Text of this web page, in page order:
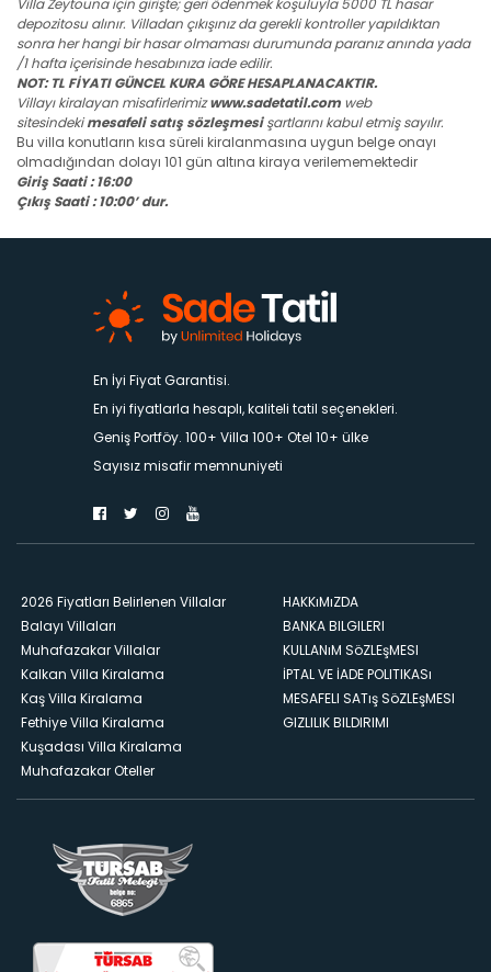
Villa Zeytouna için girişte; geri ödenmek koşuluyla 5000 TL hasar
depozitosu alınır. Villadan çıkışınız da gerekli kontroller yapıldıktan
sonra her hangi bir hasar olmaması durumunda paranız anında yada
/1 hafta içerisinde hesabınıza iade edilir.
NOT: TL FİYATI GÜNCEL KURA GÖRE HESAPLANACAKTIR.
Villayı kiralayan misafirlerimizwww.sadetatil.com web
sitesindekimesafeli satış sözleşmesişartlarını kabul etmiş sayılır.
Bu villa konutların kısa süreli kiralanmasına uygun belge onayı
olmadığından dolayı 101 gün altına kiraya verilememektedir
Giriş Saati : 16:00
Çıkış Saati : 10:00’ dur.
En İyi Fiyat Garantisi.
En iyi fiyatlarla hesaplı, kaliteli tatil seçenekleri.
Geniş Portföy. 100+ Villa 100+ Otel 10+ ülke
Sayısız misafir memnuniyeti
2026 Fiyatları Belirlenen Villalar
Balayı Villaları
Muhafazakar Villalar
Kalkan Villa Kiralama
Kaş Villa Kiralama
Fethiye Villa Kiralama
Kuşadası Villa Kiralama
Muhafazakar Oteller
HAKKıMıZDA
BANKA BILGILERI
KULLANıM SöZLEşMESI
İPTAL VE İADE POLITIKASı
MESAFELI SATış SöZLEşMESI
GIZLILIK BILDIRIMI